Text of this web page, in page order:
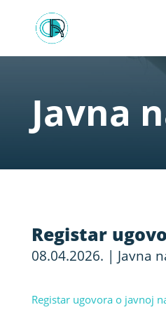
Javna
Registar
08.04.2026. | Javna
Registar ugovora o javnoj